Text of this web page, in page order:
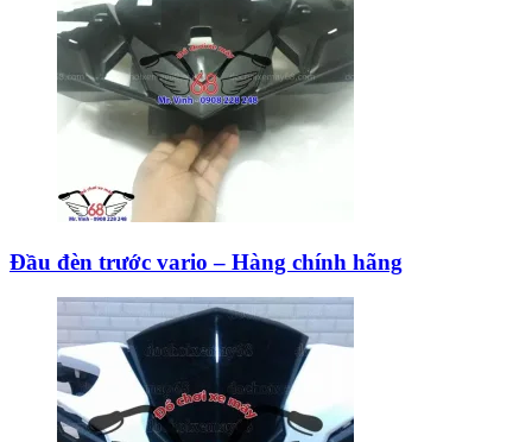
Đầu đèn trước vario – Hàng chính hãng